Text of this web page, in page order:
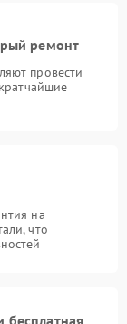
ремонт
провести
на
что